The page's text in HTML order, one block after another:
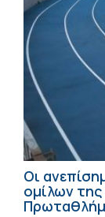
Οι
ομίλων